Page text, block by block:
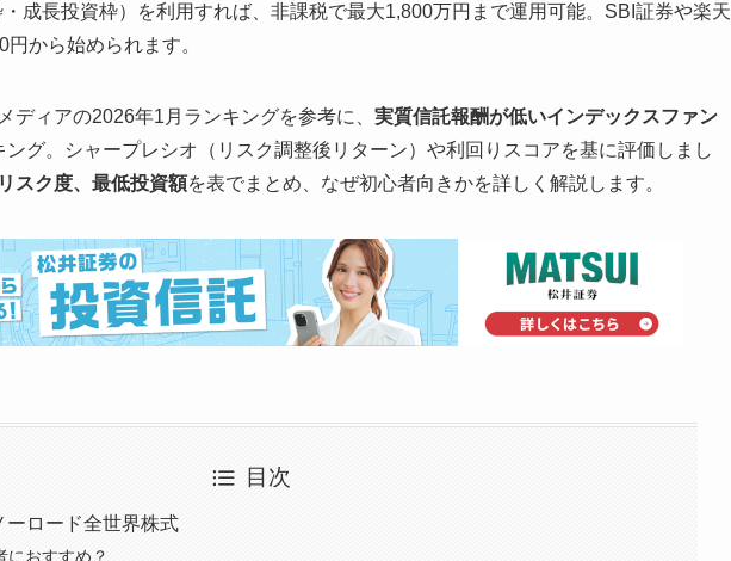
成長投資枠）を利用すれば、非課税で最大1,800万円まで運用可能。SBI証券や楽天
から始められます。
ディアの2026年1月ランキングを参考に、 実質信託報酬が低いインデックスファン
グ。シャープレシオ（リスク調整後リターン）や利回りスコアを基に評価しまし
スク度、最低投資額を表でまとめ、なぜ初心者向きかを詳しく解説します。
目次
ーロード全世界株式
におすすめ？